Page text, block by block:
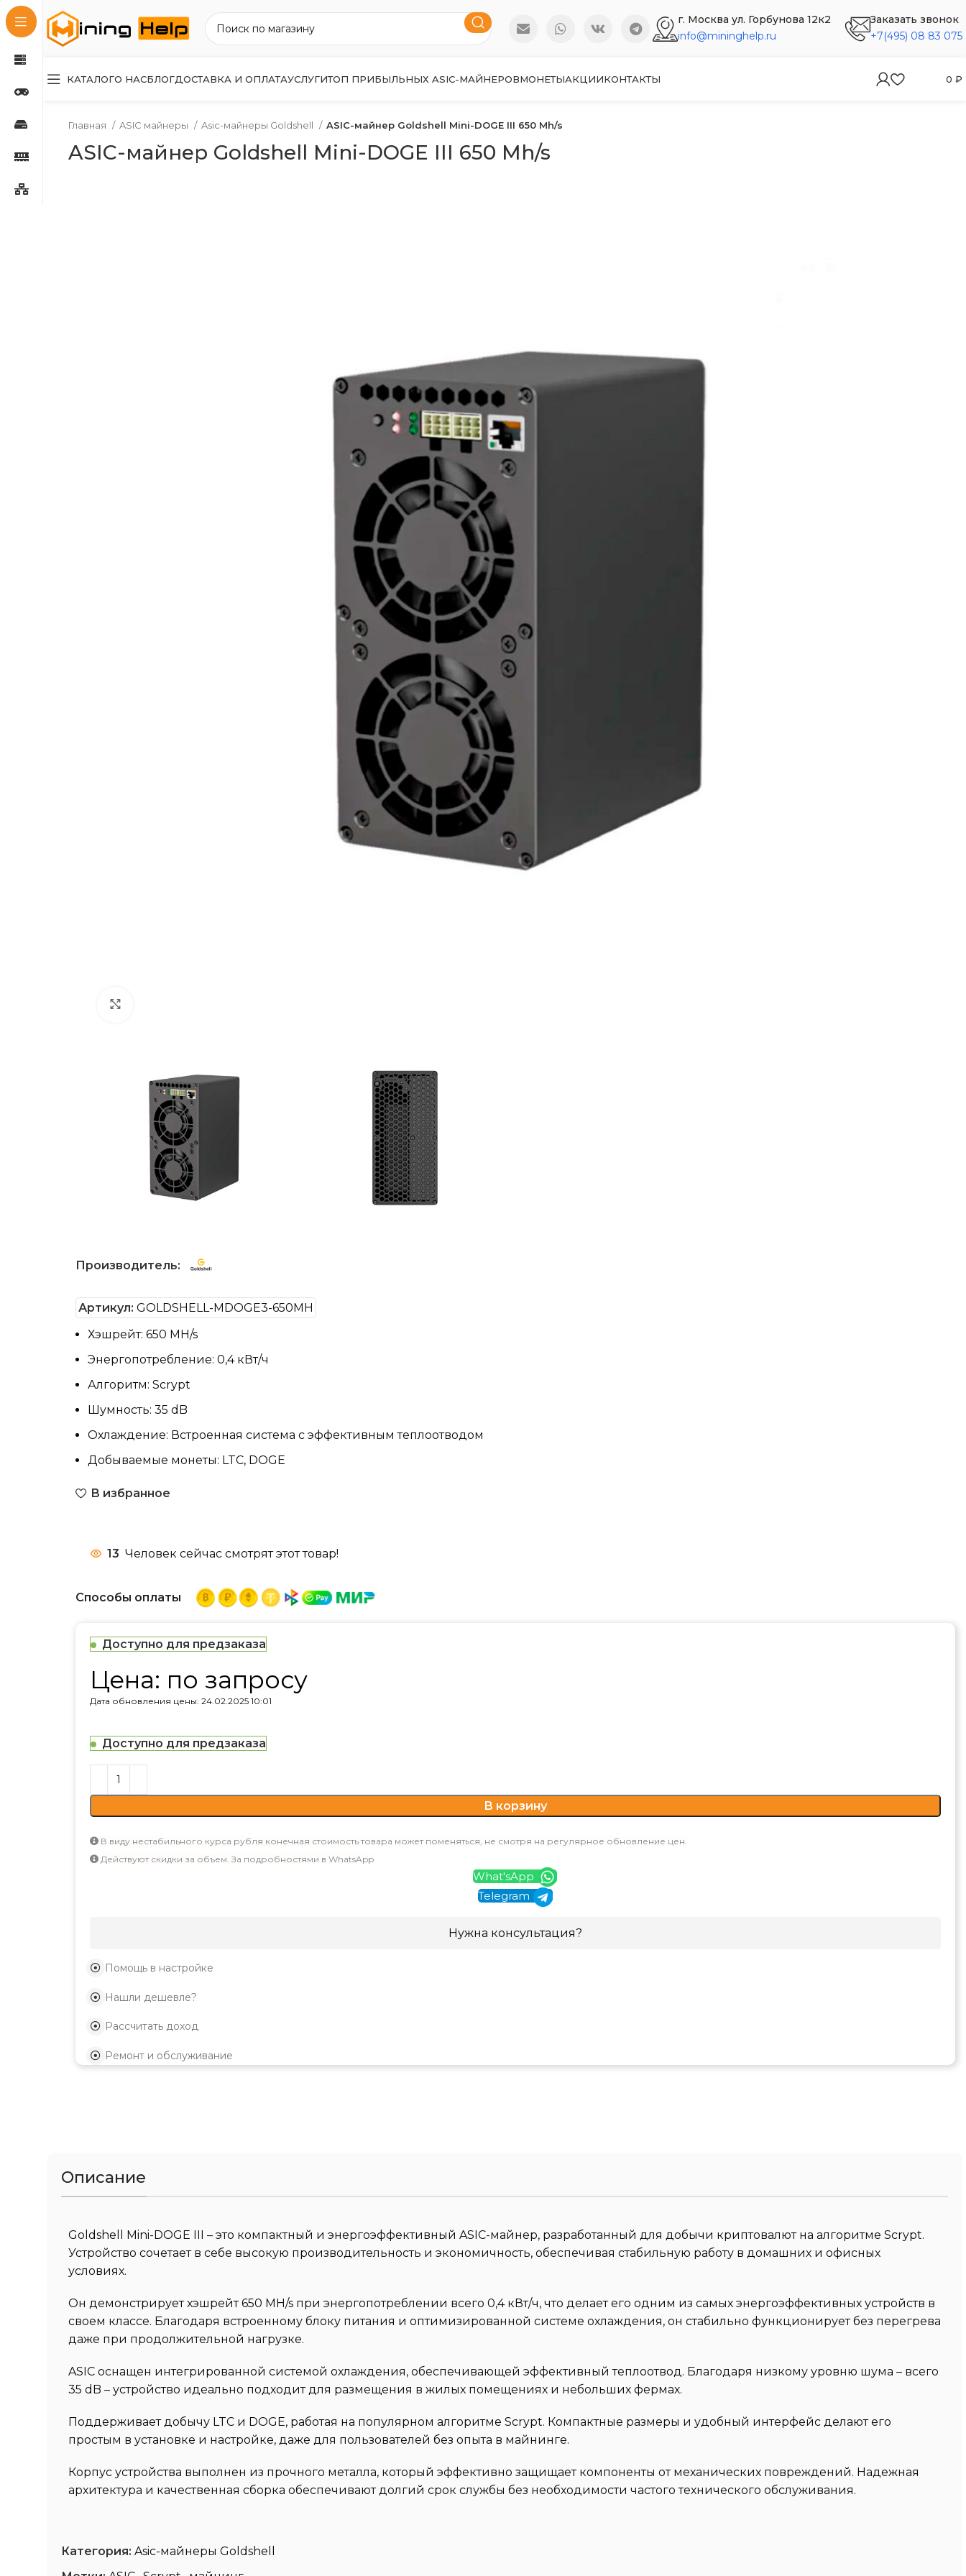
г. Москва ул. Горбунова 12к2
info@mininghelp.ru
Заказать звонок
+7(495) 08 83 075
КАТАЛОГО НАСБЛОГДОСТАВКА И ОПЛАТАУСЛУГИТОП ПРИБЫЛЬНЫХ ASIC-МАЙНЕРОВМОНЕТЫАКЦИИКОНТАКТЫ 0 ₽
Главная ASIC майнеры Asic-майнеры Goldshell ASIC-майнер Goldshell Mini-DOGE III 650 Mh/s
ASIC-майнер Goldshell Mini-DOGE III 650 Mh/s
Производитель:
Артикул: GOLDSHELL-MDOGE3-650MH
Хэшрейт: 650 MH/s
Энергопотребление: 0,4 кВт/ч
Алгоритм: Scrypt
Шумность: 35 dB
Охлаждение: Встроенная система с эффективным теплоотводом
Добываемые монеты: LTC, DOGE
В избранное
13 Человек сейчас смотрят этот товар!
Способы оплаты
Доступно для предзаказа
Цена: по запросу
Дата обновления цены: 24.02.2025 10:01
Доступно для предзаказа
В корзину
В виду нестабильного курса рубля конечная стоимость товара может поменяться, не смотря на регулярное обновление цен.
Действуют скидки за объем. За подробностями в WhatsApp
What'sApp
Telegram
Нужна консультация?
Помощь в настройке
Нашли дешевле?
Рассчитать доход
Ремонт и обслуживание
Описание
Goldshell Mini-DOGE III – это компактный и энергоэффективный ASIC-майнер, разработанный для добычи криптовалют на алгоритме Scrypt.
Устройство сочетает в себе высокую производительность и экономичность, обеспечивая стабильную работу в домашних и офисных
условиях.
Он демонстрирует хэшрейт 650 MH/s при энергопотреблении всего 0,4 кВт/ч, что делает его одним из самых энергоэффективных устройств в
своем классе. Благодаря встроенному блоку питания и оптимизированной системе охлаждения, он стабильно функционирует без перегрева
даже при продолжительной нагрузке.
ASIC оснащен интегрированной системой охлаждения, обеспечивающей эффективный теплоотвод. Благодаря низкому уровню шума – всего
35 dB – устройство идеально подходит для размещения в жилых помещениях и небольших фермах.
Поддерживает добычу LTC и DOGE, работая на популярном алгоритме Scrypt. Компактные размеры и удобный интерфейс делают его
простым в установке и настройке, даже для пользователей без опыта в майнинге.
Корпус устройства выполнен из прочного металла, который эффективно защищает компоненты от механических повреждений. Надежная
архитектура и качественная сборка обеспечивают долгий срок службы без необходимости частого технического обслуживания.
Категория: Asic-майнеры Goldshell